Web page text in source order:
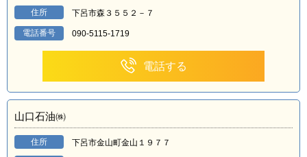
住所 下呂市森３５５２－７
電話番号 090-5115-1719
電話する
山口石油㈱
住所 下呂市金山町金山１９７７